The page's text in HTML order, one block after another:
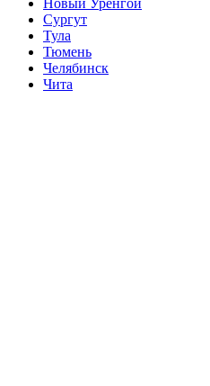
Сургут
Тула
Тюмень
Челябинск
Чита